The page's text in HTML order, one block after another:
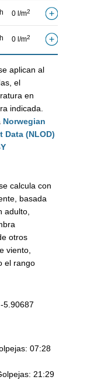
0 l/m2
0 l/m2
aplican al
el
en
indicada.
Norwegian
Data (NLOD)
calcula con
basada
adulto,
otros
viento,
el rango
-5.90687
07:28
21:29